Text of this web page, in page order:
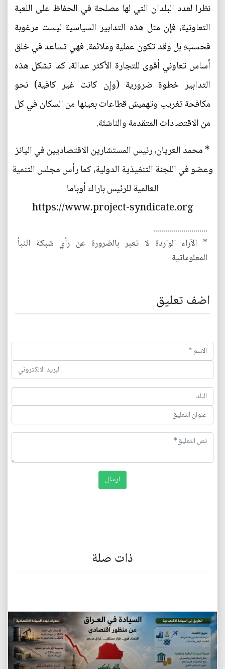
نظرا لعدد البلدان التي لها مصلحة في الحفاظ على اللعبة
التعاونية، فإن مثل هذه التدابير السياسية ليست مرغوبة
فحسب؛ بل وقد تكون عملية وملائمة. فهي تساعد في خلق
أساس تعاوني أقوى للتجارة الأكثر عدالة، كما تشكل هذه
التدابير خطوة ضرورية (وإن كانت غير كافية) نحو
مكافحة تغريب وتهميش قطاعات بعينها من السكان في كل
من الاقتصادات المتقدمة والناشئة.
* محمد العريان، رئيس المستشارين الاقتصاديين في اليانز
وعضو في اللجنة التنفيذية الدولية، كما رأس مجلس التنمية
العالمية للرئيس باراك أوباما
https://www.project-syndicate.org
...........................
* الآراء الواردة لا تعبر بالضرورة عن رأي شبكة النبأ
المعلوماتية
اضف تعليق
ذات صلة